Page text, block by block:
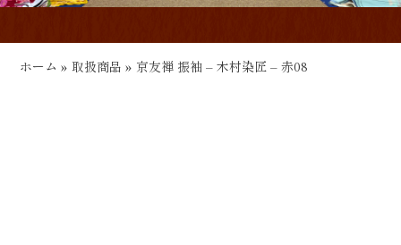
ホーム »取扱商品 » 京友禅 振袖 – 木村染匠 – 赤08